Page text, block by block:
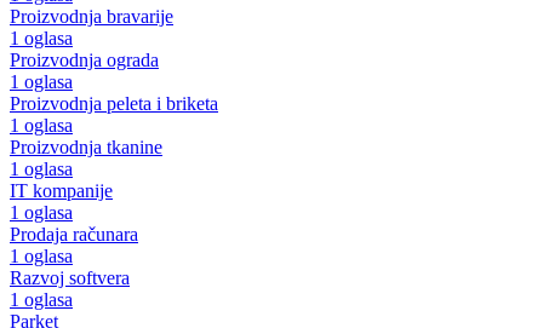
Proizvodnja bravarije
1 oglasa
Proizvodnja ograda
1 oglasa
Proizvodnja peleta i briketa
1 oglasa
Proizvodnja tkanine
1 oglasa
IT kompanije
1 oglasa
Prodaja računara
1 oglasa
Razvoj softvera
1 oglasa
Parket